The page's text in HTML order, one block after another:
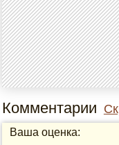
Комментарии
Ваша оценка: